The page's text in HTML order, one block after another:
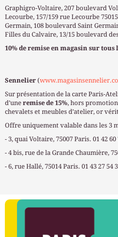
Graphigro-Voltaire, 207 boulevard
Lecourbe, 157/159 rue Lecourbe
Germain, 108 boulevard Saint
Filles du Calvaire, 13/15 boulevard
10% de remise en magasin sur tous
Sennelier (
Sur présentation de la carte Paris-
d’une remise de 15%, hors
chevalets et meubles d’atelier, or
Offre uniquement valable dans les 3
- 3, quai Voltaire, 75007 Paris. 01 42 60
- 4 bis, rue de la Grande Chaumière,
- 6, rue Hallé, 75014 Paris. 01 43 27 54